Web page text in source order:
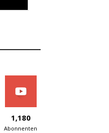
1,180
Abonnenten